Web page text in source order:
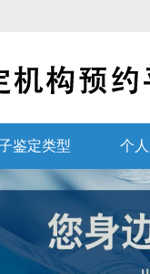
鉴定类型 个